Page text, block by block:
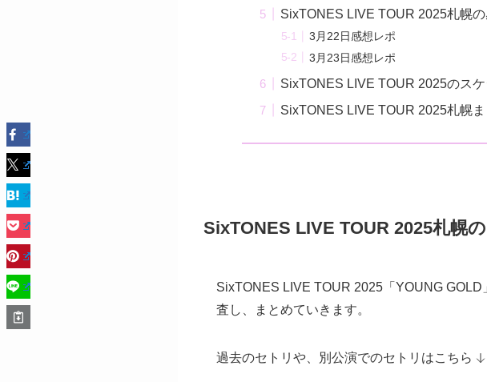
SixTONES LIVE TOUR 2025札幌の
3月22日感想レポ
3月23日感想レポ
SixTONES LIVE TOUR 2025のス
SixTONES LIVE TOUR 2025札幌
SixTONES LIVE TOUR 2025札幌
SixTONES LIVE TOUR 2025「YOUNG
査し、まとめていきます。
過去のセトリや、別公演でのセトリはこちら